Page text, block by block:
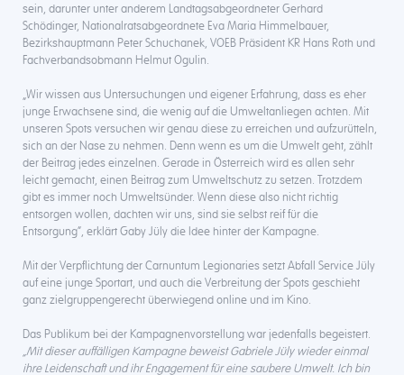
sein, darunter unter anderem Landtagsabgeordneter Gerhard
Schödinger, Nationalratsabgeordnete Eva Maria Himmelbauer,
Bezirkshauptmann Peter Schuchanek, VOEB Präsident KR Hans Roth und
Fachverbandsobmann Helmut Ogulin.
„Wir wissen aus Untersuchungen und eigener Erfahrung, dass es eher
junge Erwachsene sind, die wenig auf die Umweltanliegen achten. Mit
unseren Spots versuchen wir genau diese zu erreichen und aufzurütteln,
sich an der Nase zu nehmen. Denn wenn es um die Umwelt geht, zählt
der Beitrag jedes einzelnen. Gerade in Österreich wird es allen sehr
leicht gemacht, einen Beitrag zum Umweltschutz zu setzen. Trotzdem
gibt es immer noch Umweltsünder. Wenn diese also nicht richtig
entsorgen wollen, dachten wir uns, sind sie selbst reif für die
Entsorgung“, erklärt Gaby Jüly die Idee hinter der Kampagne.
Mit der Verpflichtung der Carnuntum Legionaries setzt Abfall Service Jüly
auf eine junge Sportart, und auch die Verbreitung der Spots geschieht
ganz zielgruppengerecht überwiegend online und im Kino.
Das Publikum bei der Kampagnenvorstellung war jedenfalls begeistert.
„Mit dieser auffälligen Kampagne beweist Gabriele Jüly wieder einmal
ihre Leidenschaft und ihr Engagement für eine saubere Umwelt. Ich bin